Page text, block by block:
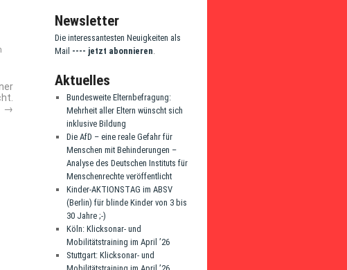
→
Newsletter
Die interessantesten Neuigkeiten als
Mail ---- jetzt abonnieren.
Aktuelles
Bundesweite Elternbefragung:
Mehrheit aller Eltern wünscht sich
inklusive Bildung
Die AfD – eine reale Gefahr für
Menschen mit Behinderungen –
Analyse des Deutschen Instituts für
Menschenrechte veröffentlicht
Kinder-AKTIONSTAG im ABSV
(Berlin) für blinde Kinder von 3 bis
30 Jahre ;-)
Köln: Klicksonar- und
Mobilitätstraining im April ’26
Stuttgart: Klicksonar- und